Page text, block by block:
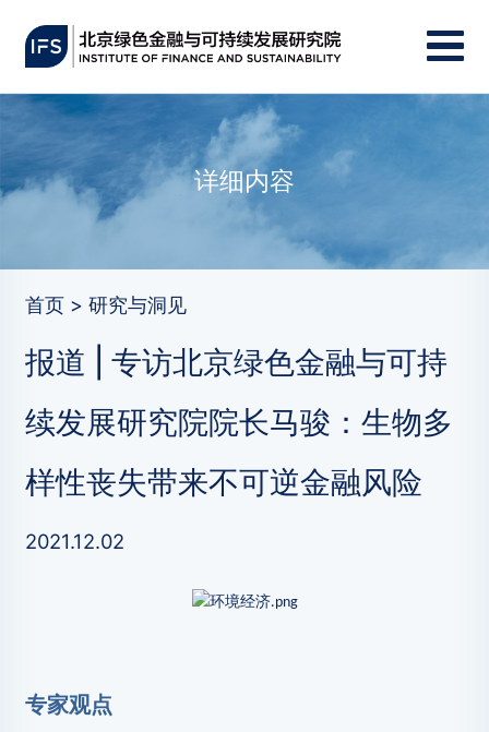
详细内容
首页 > 研究与洞见
报道 | 专访北京绿色金融与可持
续发展研究院院长马骏：生物多
样性丧失带来不可逆金融风险
2021.12.02
专家观点